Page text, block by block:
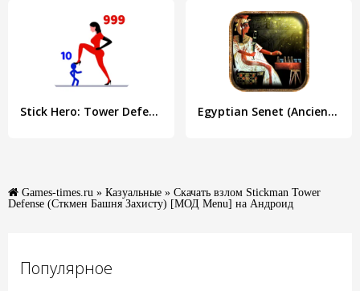
Популярное
Stick Hero: Tower Defense Egyptian Senet (Ancient Egypt)
Games-times.ru » Казуальные » Скачать взлом Stickman Tower
Defense (Сткмен Башня Захисту) [МОД Menu] на Андроид